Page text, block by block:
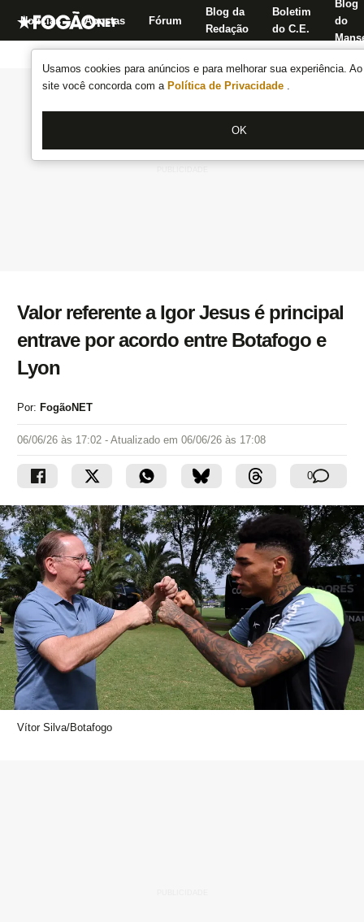
Usamos cookies para anúncios e para melhorar sua experiência.
site você concorda com a Política de Privacidade .
OK
Notícias Apostas Fórum
Blog da
Redação
Boletim
do C.E.
Blog
do
Valor referente a Igor Jesus é principal
entrave por acordo entre Botafogo e
Lyon
Por: FogãoNET
06/06/26 às 17:02 - Atualizado em 06/06/26 às 17:08
0
Vítor Silva/Botafogo